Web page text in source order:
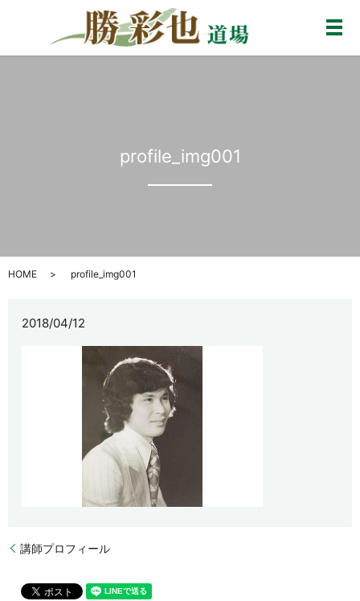
メ
profile_img001
HOME profile_img001
2018/04/12
講師プロフィール